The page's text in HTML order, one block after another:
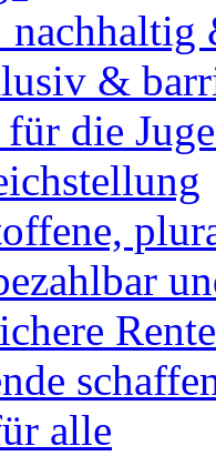
nachhaltig
&
die
alle